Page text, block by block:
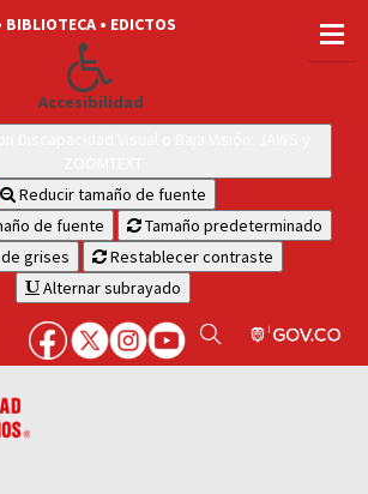
BIBLIOTECA • EDICTOS
Accesibilidad
Reducir tamaño de fuente
de fuente
Tamaño predeterminado
grises
Restablecer contraste
Alternar subrayado